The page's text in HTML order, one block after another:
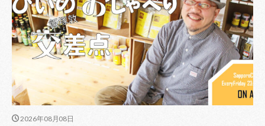
2026年08月08日